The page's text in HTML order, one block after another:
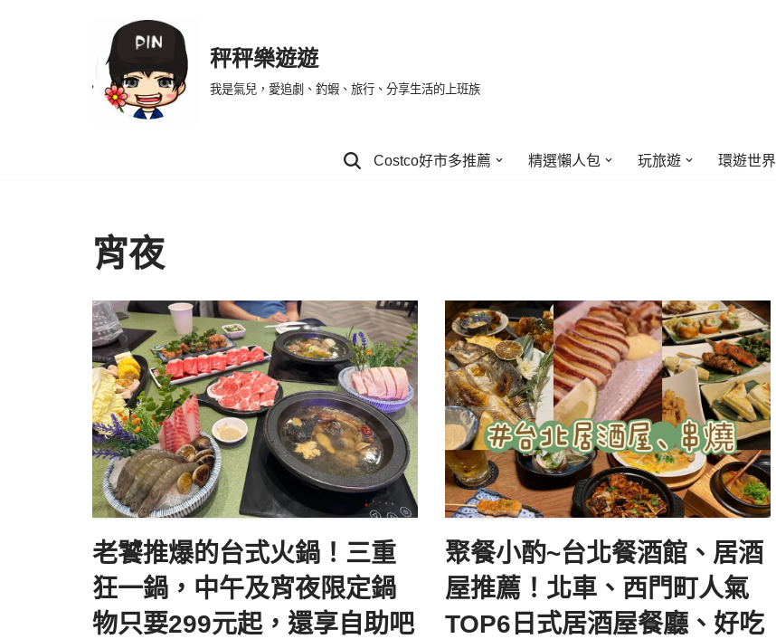
秤秤樂遊遊
我是氣兒，愛追劇、釣蝦、旅行、分享生活的上班族
Costco好市多推薦 精選懶人包 玩旅遊 環遊世界
宵夜
老饕推爆的台式火鍋！三重
狂一鍋，中午及宵夜限定鍋
物只要299元起，還享自助吧
聚餐小酌~台北餐酒館、居酒
屋推薦！北車、西門町人氣
TOP6日式居酒屋餐廳、好吃